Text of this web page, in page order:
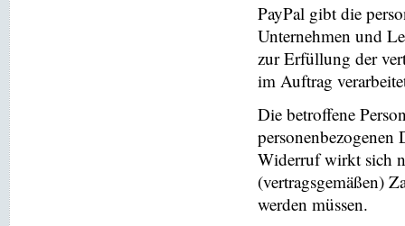
PayPal gibt die
Unternehmen und
zur Erfüllung der
im Auftrag
Die betroffene
personenbezogenen
Widerruf wirkt sich
(vertragsgemäßen)
werden müssen.